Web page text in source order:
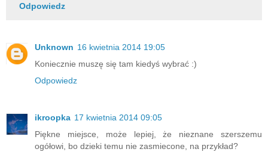
Odpowiedz
Unknown 16 kwietnia 2014 19:05
Koniecznie muszę się tam kiedyś wybrać :)
Odpowiedz
ikroopka 17 kwietnia 2014 09:05
Piękne miejsce, może lepiej, że nieznane szerszemu
ogółowi, bo dzieki temu nie zasmiecone, na przykład?